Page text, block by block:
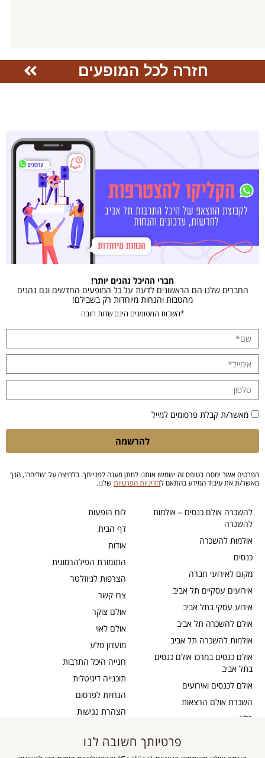
חזרה לכל המופעים
לוח הופעות
דף הבית
אודות
התזמורת הפילהרמונית
הצרפות לניוזלטר
צרו קשר
אולם צוקר
אולם לאוי
מועדון סלע
חנייה היכל התרבות
תוכנייה דיגיטלית
הנחיות לפרסום
הצהרת נגישות
אישור נגישות
להשכרה אולם כנסים – אולמות
להשכרה
אולמות להשכרה
כנסים
מקום לאירועי חברה
אירועים עסקיים תל אביב
אירוע עסקי בתל אביב
אולם להשכרה תל אביב
אולמות להשכרה תל אביב
אולם כנסים במרכז אולם כנסים
בתל אביב
אולם לכנסים ואירועים
השכרת אולם הרצאות
בלוג
חברי ההיכל נהנים יותר!
החברים שלנו הם הראשונים לדעת על כל המופעים החדשים וגם נהנים
מהטבות והנחות מיוחדות רק בשבילם!
*השדות המסומנים הינם שדות חובה
מאשר/ת קבלת פרסומים למייל
להרשמה
הפרטים אשר ימסרו בטופס זה ישמשו אותנו למתן מענה לפנייתך. בלחיצה על 'שליחה', הנך
מאשר/ת את עיבוד המידע בהתאם למדיניות הפרטיות שלנו.
פרטיותך חשובה לנו